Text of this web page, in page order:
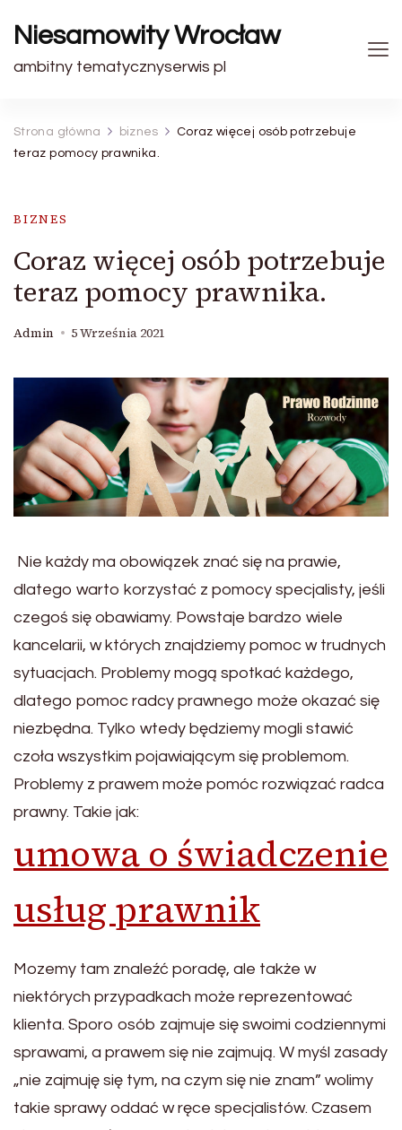
Niesamowity Wrocław
ambitny tematycznyserwis pl
Strona główna biznes
Coraz więcej osób potrzebuje
teraz pomocy prawnika.
BIZNES
Coraz więcej osób potrzebuje
teraz pomocy prawnika.
Admin 5 Września 2021
Nie każdy ma obowiązek znać się na prawie,
dlatego warto korzystać z pomocy specjalisty, jeśli
czegoś się obawiamy. Powstaje bardzo wiele
kancelarii, w których znajdziemy pomoc w trudnych
sytuacjach. Problemy mogą spotkać każdego,
dlatego pomoc radcy prawnego może okazać się
niezbędna. Tylko wtedy będziemy mogli stawić
czoła wszystkim pojawiającym się problemom.
Problemy z prawem może pomóc rozwiązać radca
prawny. Takie jak:
umowa o świadczenie
usług prawnik
Mozemy tam znaleźć poradę, ale także w
niektórych przypadkach może reprezentować
klienta. Sporo osób zajmuje się swoimi codziennymi
sprawami, a prawem się nie zajmują. W myśl zasady
„nie zajmuję się tym, na czym się nie znam” wolimy
takie sprawy oddać w ręce specjalistów. Czasem